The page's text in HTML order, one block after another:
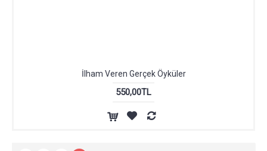
İlham Veren Gerçek Öyküler
550,00TL